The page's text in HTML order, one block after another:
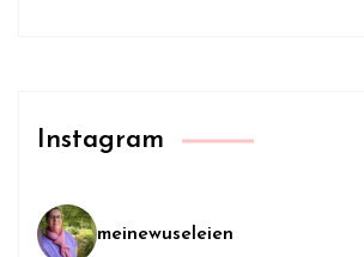
Instagram
meinewuseleien